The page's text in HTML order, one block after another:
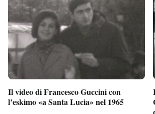
Il video di Francesco Guccini con
l’eskimo «a Santa Lucia» nel 1965